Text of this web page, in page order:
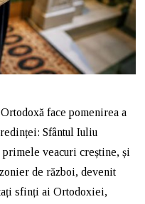
face pomenirea a
Sfântul Iuliu
veacuri creștine, și
de război, devenit
sfinți ai Ortodoxiei,